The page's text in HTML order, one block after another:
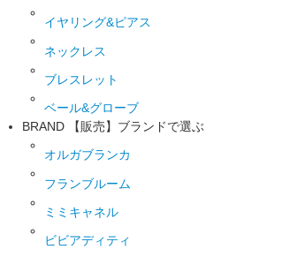
イヤリング&ピアス
ネックレス
ブレスレット
ベール&グローブ
BRAND
【販売】ブランドで選ぶ
オルガブランカ
フランブルーム
ミミキャネル
ビビアディティ